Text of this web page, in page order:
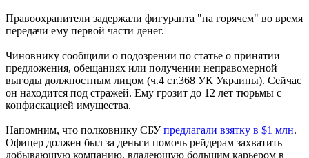
Правоохранители задержали фигуранта "на горячем" во время
передачи ему первой части денег.
Чиновнику сообщили о подозрении по статье о принятии
предложения, обещаниях или получении неправомерной
выгоды должностным лицом (ч.4 ст.368 УК Украины). Сейчас
он находится под стражей. Ему грозит до 12 лет тюрьмы с
конфискацией имущества.
Напомним, что полковнику СБУпредлагали взятку в $1 млн.
Офицер должен был за деньги помочь рейдерам захватить
добывающую компанию, владеющую большим карьером в